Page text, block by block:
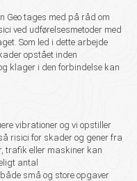
Geo tages med på råd om
ved udførelsesmetoder med
Som led i dette arbejde
opstået inden
klager i den forbindelse kan
vibrationer og vi opstiller
risici for skader og gener fra
trafik eller maskiner kan
antal
små og store opgaver